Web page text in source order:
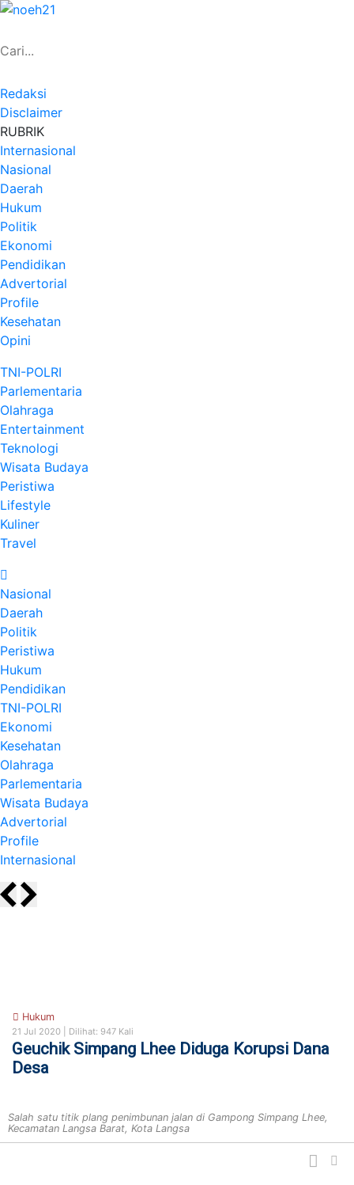
Redaksi
Disclaimer
RUBRIK
Internasional
Nasional
Daerah
Hukum
Politik
Ekonomi
Pendidikan
Advertorial
Profile
Kesehatan
Opini
TNI-POLRI
Parlementaria
Olahraga
Entertainment
Teknologi
Wisata Budaya
Peristiwa
Lifestyle
Kuliner
Travel
Nasional
Daerah
Politik
Peristiwa
Hukum
Pendidikan
TNI-POLRI
Ekonomi
Kesehatan
Olahraga
Parlementaria
Wisata Budaya
Advertorial
Profile
Internasional
Hukum
21 Jul 2020 | Dilihat: 947 Kali
Geuchik Simpang Lhee Diduga Korupsi Dana
Desa
Salah satu titik plang penimbunan jalan di Gampong Simpang Lhee,
Kecamatan Langsa Barat, Kota Langsa